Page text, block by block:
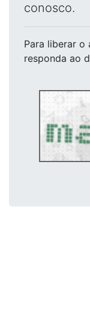
conosco.
Para liberar o
responda ao